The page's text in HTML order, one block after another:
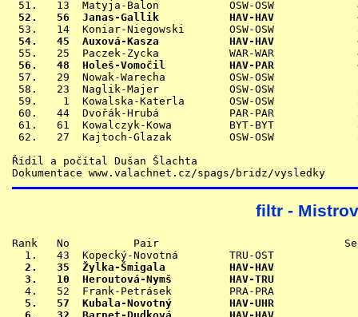
52.   56  Janas-Gallik           HAV-HAV
54.   45  Auxová-Kasza           HAV-HAV
56.   48  Holeš-Vomočil          HAV-PAR
57.   29  Nowak-Warecha          OSW-OSW
58.   23  Naglik-Majer           OSW-OSW
59.    1  Kowalska-Katerla       OSW-OSW
60.   44  Dvořák-Hrubá           PAR-PAR
61.   61  Kowalczyk-Kowa         BYT-BYT
62.   27  Kajtoch-Glazak         OSW-OSW
Řídil a počítal Dušan Šlachta
Dokumentace www.valachnet.cz/spags/bridz/vysledky
filtr -
Rank   No          Pair                             Sess.
2.   35  Žylka-Šmigala          HAV-HAV
3.   10  Heroutová-Nymš         HAV-TRU
5.   57  Kubala-Novotný         HAV-UHR